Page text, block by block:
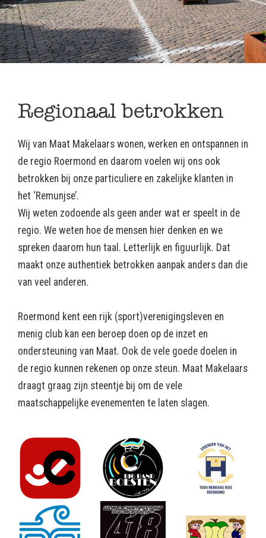
Regionaal betrokken
Wij van Maat Makelaars wonen, werken en ontspannen in
de regio Roermond en daarom voelen wij ons ook
betrokken bij onze particuliere en zakelijke klanten in
het ‘Remunjse’.
Wij weten zodoende als geen ander wat er speelt in de
regio. We weten hoe de mensen hier denken en we
spreken daarom hun taal. Letterlijk en figuurlijk. Dat
maakt onze authentiek betrokken aanpak anders dan die
van veel anderen.
Roermond kent een rijk (sport)verenigingsleven en
menig club kan een beroep doen op de inzet en
ondersteuning van Maat. Ook de vele goede doelen in
de regio kunnen rekenen op onze steun. Maat Makelaars
draagt graag zijn steentje bij om de vele
maatschappelijke evenementen te laten slagen.